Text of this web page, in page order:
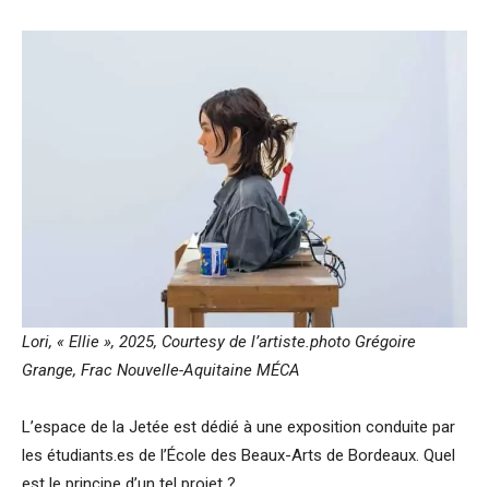
Lori, « Ellie », 2025, Courtesy de l’artiste.photo Grégoire
Grange, Frac Nouvelle-Aquitaine MÉCA
L’espace de la Jetée est dédié à une exposition conduite par
les étudiants.es de l’École des Beaux-Arts de Bordeaux. Quel